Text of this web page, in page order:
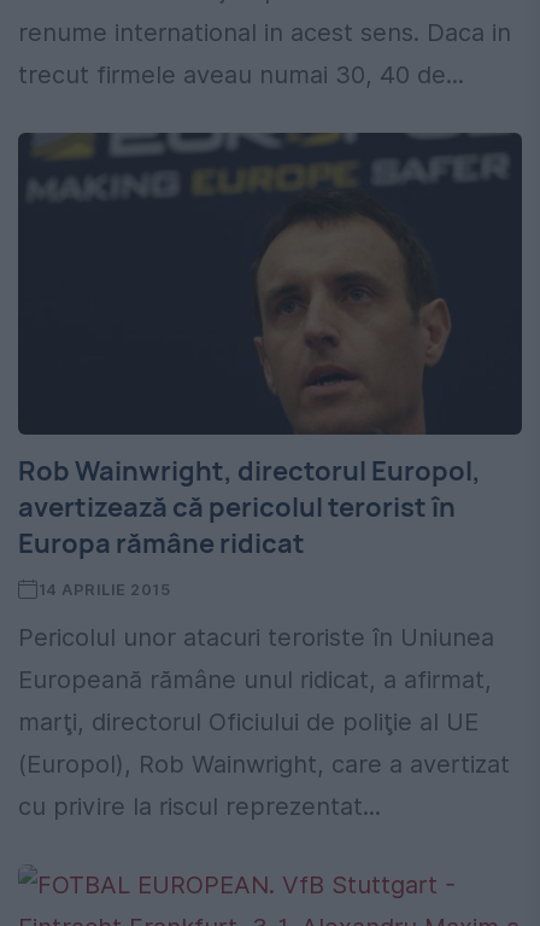
renume international in acest sens. Daca in
trecut firmele aveau numai 30, 40 de...
Rob Wainwright, directorul Europol,
avertizează că pericolul terorist în
Europa rămâne ridicat
14 APRILIE 2015
Pericolul unor atacuri teroriste în Uniunea
Europeană rămâne unul ridicat, a afirmat,
marţi, directorul Oficiului de poliţie al UE
(Europol), Rob Wainwright, care a avertizat
cu privire la riscul reprezentat...